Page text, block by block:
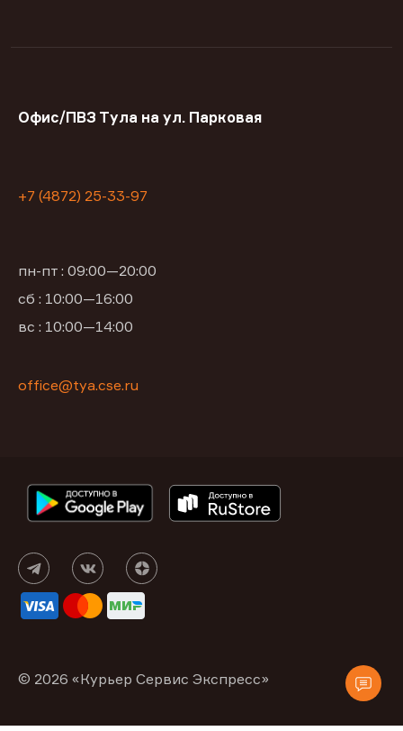
Офис/ПВЗ Тула на ул. Парковая
+7 (4872) 25-33-97
пн-пт : 09:00—20:00
сб : 10:00—16:00
вс : 10:00—14:00
office@tya.cse.ru
© 2026 «Курьер Сервис Экспресс»